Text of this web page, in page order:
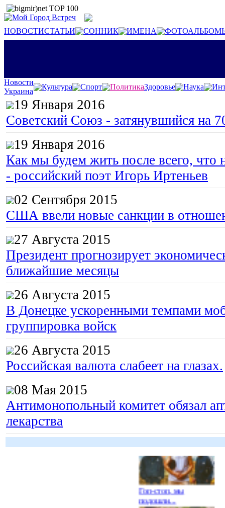
НОВОСТИСТАТЬИ СОННИК ИМЕНА
Новости
Украина
Культура Спорт ПолитикаЗдоровье Наука
19 Января 2016
Советский Союз - затянувшийся на
19 Января 2016
Как мы будем жить после всего, что
- российский поэт Игорь Иртеньев
02 Сентября 2015
США ввели новые санкции в
27 Августа 2015
Президент прогнозирует
ближайшие месяцы
26 Августа 2015
В Донецке ускоренными темпами
группировка войск
26 Августа 2015
Российская валюта слабеет на глазах.
08 Мая 2015
Антимонопольный комитет обязал
лекарства
Гоп-стоп, мы
подошли...